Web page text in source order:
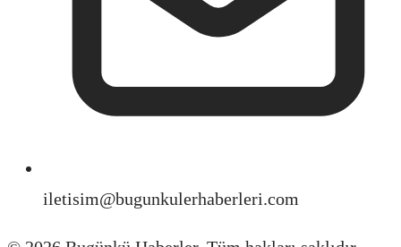
iletisim@bugunkulerhaberleri.com